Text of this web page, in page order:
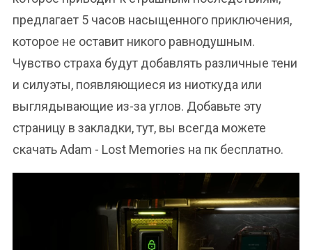
предлагает 5 часов насыщенного приключения,
которое не оставит никого равнодушным.
Чувство страха будут добавлять различные тени
и силуэты, появляющиеся из ниоткуда или
выглядывающие из-за углов. Добавьте эту
страницу в закладки, тут, вы всегда можете
скачать Adam - Lost Memories на пк бесплатно.